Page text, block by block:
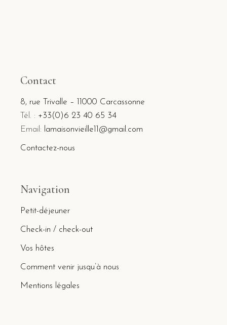
Contact
8, rue Trivalle – 11000 Carcassonne
Tél. : +33(0)6 23 40 65 34
Email: lamaisonvieille11@gmail.com
Contactez-nous
Navigation
Petit-déjeuner
Check-in / check-out
Vos hôtes
Comment venir jusqu’à nous
Mentions légales